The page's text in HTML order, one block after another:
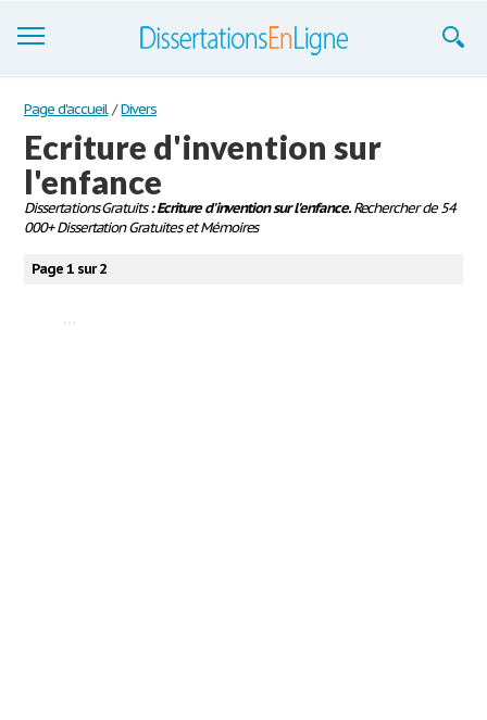
Dissertations
S'inscrire
Se connecter
Contactez-nous
Page d'accueil / Divers
Ecriture d'invention sur
l'enfance
Dissertations Gratuits: Ecriture d'invention sur l'enfance.Rechercher de 54
000+ Dissertation Gratuites et Mémoires
Page 1 sur 2